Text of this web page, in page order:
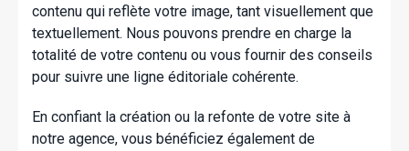
contenu qui reflète votre image, tant visuellement que
textuellement. Nous pouvons prendre en charge la
totalité de votre contenu ou vous fournir des conseils
pour suivre une ligne éditoriale cohérente.
En confiant la création ou la refonte de votre site à
notre agence, vous bénéficiez également de